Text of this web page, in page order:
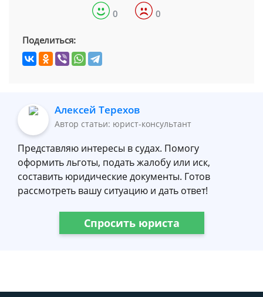
0 0
Поделиться:
Алексей Терехов
Автор статьи: юрист-консультант
Представляю интересы в судах. Помогу
оформить льготы, подать жалобу или иск,
составить юридические документы. Готов
рассмотреть вашу ситуацию и дать ответ!
Спросить юриста